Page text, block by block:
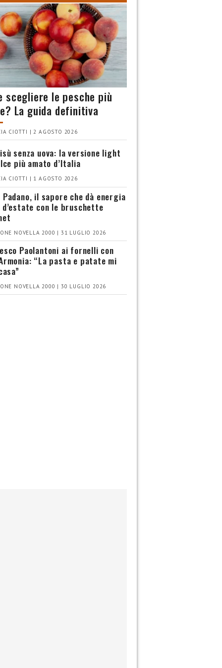
scegliere le pesche più
La guida definitiva
CIOTTI | 2 AGOSTO 2026
senza uova: la versione light
più amato d’Italia
CIOTTI | 1 AGOSTO 2026
Padano, il sapore che dà energia
d’estate con le bruschette
NOVELLA 2000 | 31 LUGLIO 2026
Paolantoni ai fornelli con
“La pasta e patate mi
NOVELLA 2000 | 30 LUGLIO 2026